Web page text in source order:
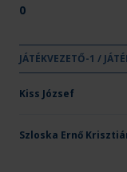
0
Csapat neve
Kecskeméti Junior SN
OTP Bank-PICK
JÁTÉKVEZETŐ-1 /
Kiss József
Szloska Ernő